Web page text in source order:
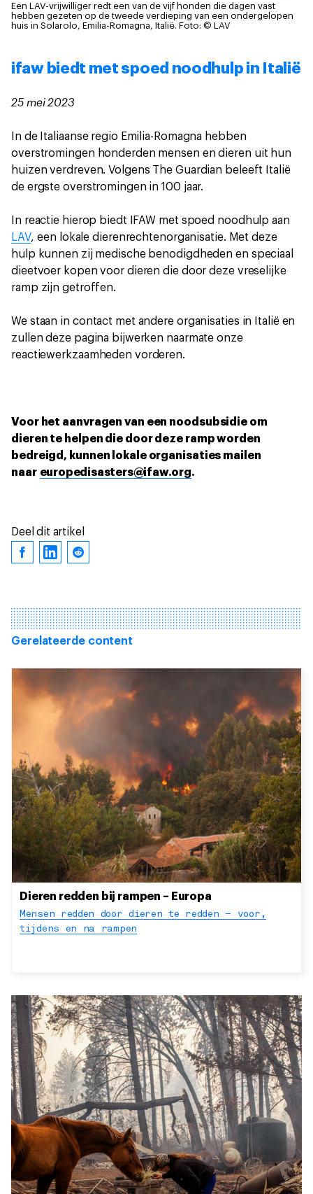
Een LAV-vrijwilliger redt een van de vijf honden die dagen vast
hebben gezeten op de tweede verdieping van een ondergelopen
huis in Solarolo, Emilia-Romagna, Italië. Foto: © LAV
ifaw biedt met spoed noodhulp in Italië
25 mei 2023
In de Italiaanse regio Emilia-Romagna hebben
overstromingen honderden mensen en dieren uit hun
huizen verdreven. Volgens The Guardian beleeft Italië
de ergste overstromingen in 100 jaar.
In reactie hierop biedt IFAW met spoed noodhulp aan
LAV, een lokale dierenrechtenorganisatie. Met deze
hulp kunnen zij medische benodigdheden en speciaal
dieetvoer kopen voor dieren die door deze vreselijke
ramp zijn getroffen.
We staan in contact met andere organisaties in Italië en
zullen deze pagina bijwerken naarmate onze
reactiewerkzaamheden vorderen.
Voor het aanvragen van een noodsubsidie om
dieren te helpen die door deze ramp worden
bedreigd, kunnen lokale organisaties mailen
naar europedisasters@ifaw.org.
Deel dit artikel
Gerelateerde content
Dieren redden bij rampen – Europa
Mensen redden door dieren te redden – voor,
tijdens en na rampen